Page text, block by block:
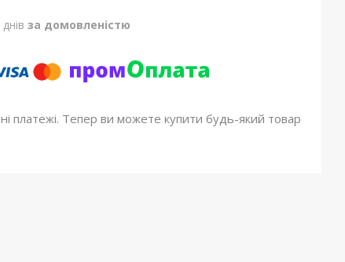
за домовленістю
платежі. Тепер ви можете купити будь-який товар